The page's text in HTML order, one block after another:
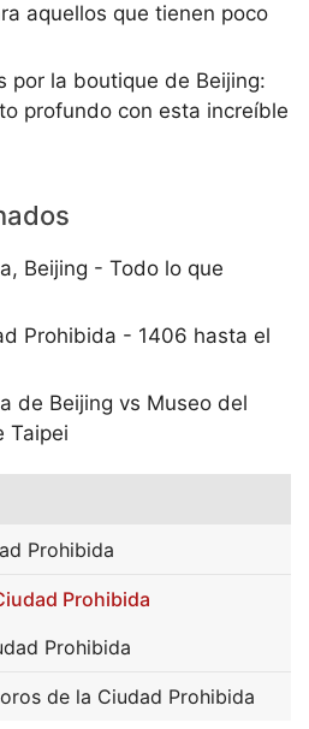
aquellos que tienen poco
por la boutique de Beijing:
profundo con esta increíble
Beijing - Todo lo que
Prohibida - 1406 hasta el
de Beijing vs Museo del
Taipei
Prohibida
Prohibida
Prohibida
de la Ciudad Prohibida